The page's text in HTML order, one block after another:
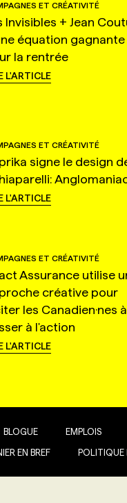
ET CRÉATIVITÉ
Invisibles + Jean
équation gagnante
la rentrée
L'ARTICLE
ET CRÉATIVITÉ
signe le design
L'ARTICLE
ET CRÉATIVITÉ
Assurance utilise
créative pour
les Canadien·nes à
à l'action
L'ARTICLE
BLOGUE EMPLOIS
EN BREF POLITIQUE